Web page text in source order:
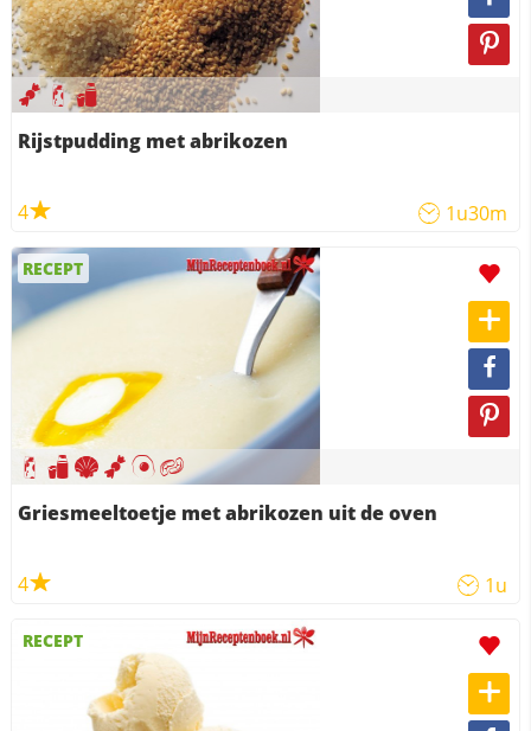
Rijstpudding met abrikozen
4 1u30m
RECEPT
Griesmeeltoetje met abrikozen uit de oven
4 1u
RECEPT